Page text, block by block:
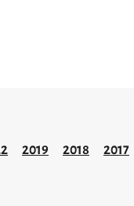
2019 2018 2017